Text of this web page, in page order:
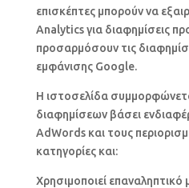
επισκέπτες μπορούν να
Analytics για διαφημίσεις
προσαρμόσουν τις
εμφάνισης Google.
Η ιστοσελίδα
διαφημίσεων βάσει
AdWords και τους
κατηγορίες και:
Χρησιμοποιεί